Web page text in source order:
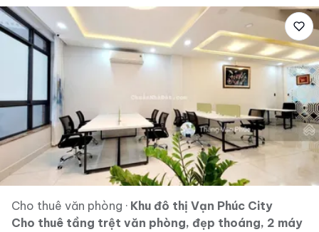
Cho thuê văn phòng · Khu đô thị Vạn Phúc City
Cho thuê tầng trệt văn phòng, đẹp thoáng, 2 máy